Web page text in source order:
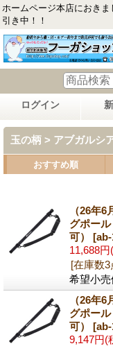
ホームページ本店におき
引き中！！
ログイン
玉の柄 > アブガルシ
おすすめ順
（26年
グポー
可） [ab-
11,688円
[在庫数3
希望小売
（26年
グポー
可） [ab-
9,147円(